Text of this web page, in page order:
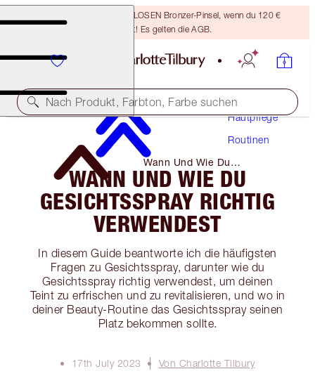
Sichere dir einen KOSTENLOSEN Bronzer-Pinsel, wenn du 120 €
ausgibst! Es gelten die AGB.
Nach Produkt, Farbton, Farbe suchen
Hautpflege
Routinen
Wann Und Wie Du
Gesichtsspray Richtig
Verwendest
WANN UND WIE DU
GESICHTSSPRAY RICHTIG
VERWENDEST
In diesem Guide beantworte ich die häufigsten
Fragen zu Gesichtsspray, darunter wie du
Gesichtsspray richtig verwendest, um deinen
Teint zu erfrischen und zu revitalisieren, und wo in
deiner Beauty-Routine das Gesichtsspray seinen
Platz bekommen sollte.
17th July 2023
Von Charlotte Tilbury